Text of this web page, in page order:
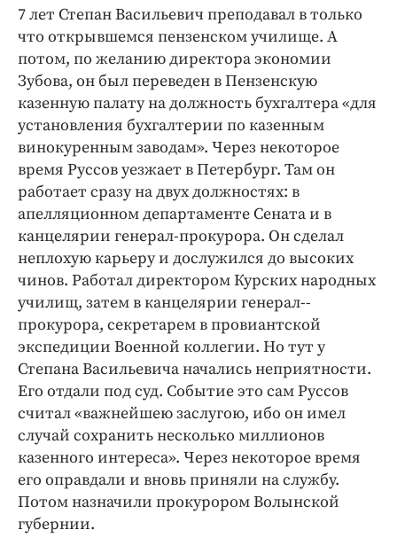
Работодатель года
7 лет Степан Васильевич преподавал в только
что открывшемся пензенском училище. А
потом, по желанию директора экономии
Зубова, он был переведен в Пензенскую
казенную палату на должность бухгалтера «для
установления бухгалтерии по казенным
винокуренным заводам». Через некоторое
время Руссов уезжает в Петербург. Там он
работает сразу на двух должностях: в
апелляционном департаменте Сената и в
канцелярии генерал-­прокурора. Он сделал
неплохую карьеру и дослужился до высоких
чинов. Работал директором Курских народных
училищ, затем в канцелярии генерал-­
прокурора, секретарем в провиантской
экспедиции Военной коллегии. Но тут у
Степана Васильевича начались неприятности.
Его отдали под суд. Событие это сам Руссов
считал «важнейшею заслугою, ибо он имел
случай сохранить несколько миллионов
казенного интереса». Через некоторое время
его оправдали и вновь приняли на службу.
Потом назначили прокурором Волынской
губернии.